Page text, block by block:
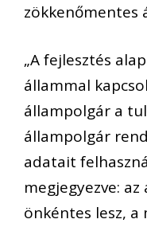
zökkenőmentes
„A fejlesztés
állammal
állampolgár a
állampolgár
adatait
megjegyezve:
önkéntes lesz,